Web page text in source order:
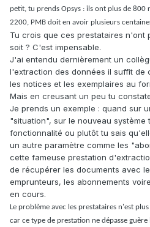
petit, tu prends Opsys : ils ont plus de 800
2200, PMB doit en avoir plusieurs
Tu crois que ces prestataires n'ont
soit ? C'est impensable.
J'ai entendu dernièrement un
l'extraction des données il suffit de
les notices et les exemplaires au
Mais en creusant un peu tu
Je prends un exemple : quand sur
"situation", sur le nouveau système
fonctionnalité ou plutôt tu sais
un autre paramètre comme les
cette fameuse prestation
de récupérer les documents avec
emprunteurs, les abonnements
en cours.
Le problème avec les prestataires n'est
car ce type de prestation ne dépasse